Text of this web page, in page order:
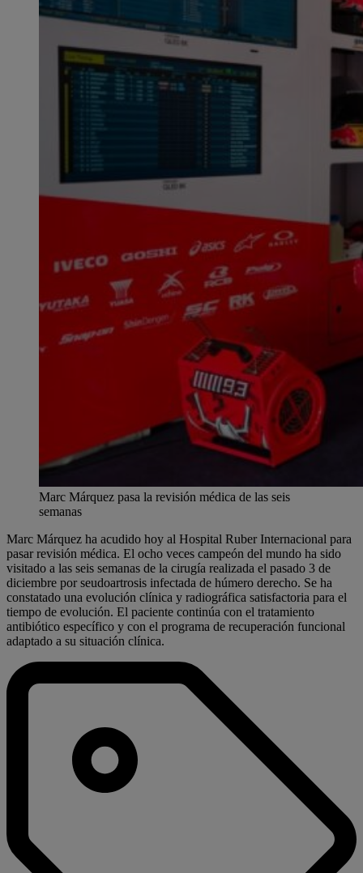
Marc Márquez pasa la revisión médica de las seis
semanas
Marc Márquez ha acudido hoy al Hospital Ruber Internacional para
pasar revisión médica. El ocho veces campeón del mundo ha sido
visitado a las seis semanas de la cirugía realizada el pasado 3 de
diciembre por seudoartrosis infectada de húmero derecho. Se ha
constatado una evolución clínica y radiográfica satisfactoria para el
tiempo de evolución. El paciente continúa con el tratamiento
antibiótico específico y con el programa de recuperación funcional
adaptado a su situación clínica.